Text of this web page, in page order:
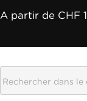
A partir de CHF